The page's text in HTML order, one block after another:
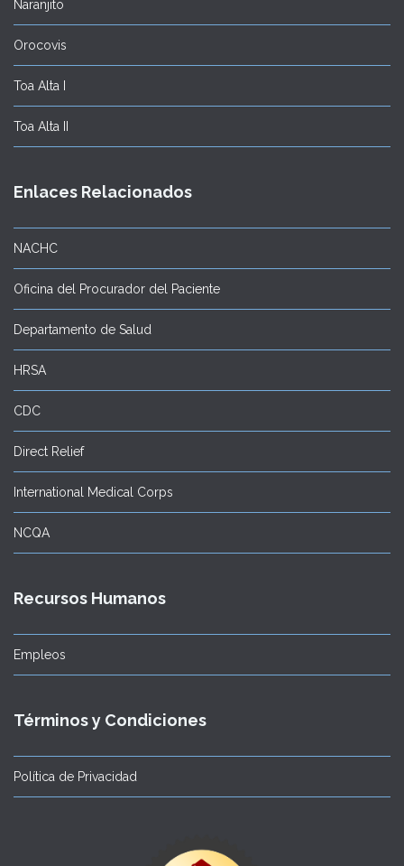
Naranjito
Orocovis
Toa Alta I
Toa Alta II
Enlaces Relacionados
NACHC
Oficina del Procurador del Paciente
Departamento de Salud
HRSA
CDC
Direct Relief
International Medical Corps
NCQA
Recursos Humanos
Empleos
Términos y Condiciones
Política de Privacidad